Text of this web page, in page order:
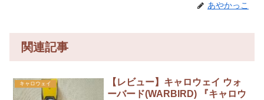
あやかっこ
関連記事
キャロウェイ
【レビュー】キャロウェイ ウォ
ーバード(WARBIRD) 『キャロウ